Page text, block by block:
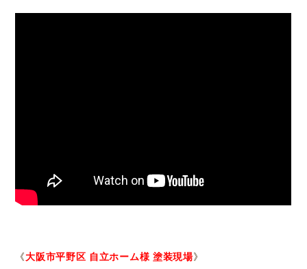
《大阪市平野区 自立ホーム様 塗装現場》